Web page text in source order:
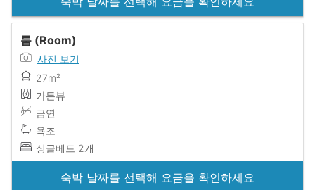
룸 (Room)
사진 보기
27m²
가든뷰
금연
욕조
싱글베드 2개
숙박 날짜를 선택해 요금을 확인하세요